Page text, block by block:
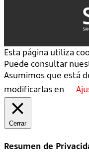
Esta página utiliza
Puede consultar
Asumimos que está
modificarlas en
Cerrar
Resumen de